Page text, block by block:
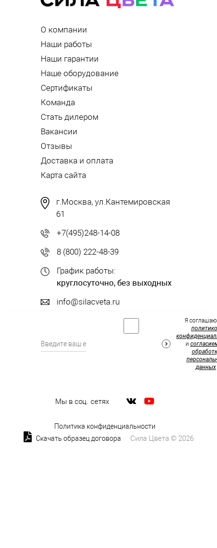
О компании
Наши работы
Наши гарантии
Наше оборудование
Сертификаты
Команда
Стать дилером
Вакансии
Отзывы
Доставка и оплата
Карта сайта
г.Москва, ул.Кантемировская
61
+7(495)248-14-08
8 (800) 222-48-39
График работы:
круглосуточно, без выходных
info@silacveta.ru
Мы в соц. сетях
Я
и
данных
Политика конфиденциальности
Скачать образец договора
Сила Цвета © 2026